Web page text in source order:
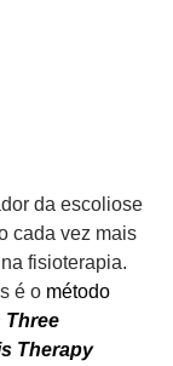
da escoliose
cada vez mais
fisioterapia.
é o método
Three
Therapy